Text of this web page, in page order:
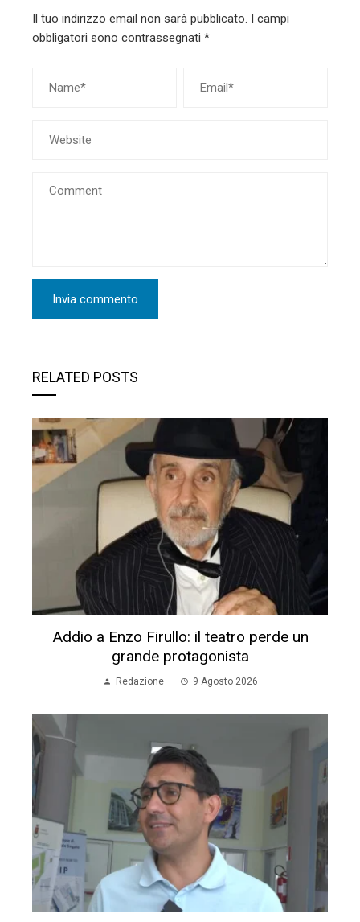
Il tuo indirizzo email non sarà pubblicato. I campi
obbligatori sono contrassegnati *
RELATED POSTS
Addio a Enzo Firullo: il teatro perde un
grande protagonista
Redazione 9 Agosto 2026